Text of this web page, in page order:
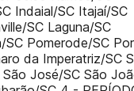
Indaial/SC Itajaí/SC
SC Laguna/SC
SC Pomerode/SC
da Imperatriz/SC
José/SC São